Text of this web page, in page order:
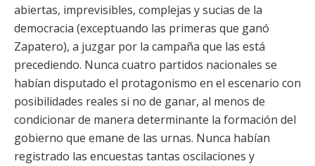
abiertas, imprevisibles, complejas y sucias de la
democracia (exceptuando las primeras que ganó
Zapatero), a juzgar por la campaña que las está
precediendo. Nunca cuatro partidos nacionales se
habían disputado el protagonismo en el escenario con
posibilidades reales si no de ganar, al menos de
condicionar de manera determinante la formación del
gobierno que emane de las urnas. Nunca habían
registrado las encuestas tantas oscilaciones y